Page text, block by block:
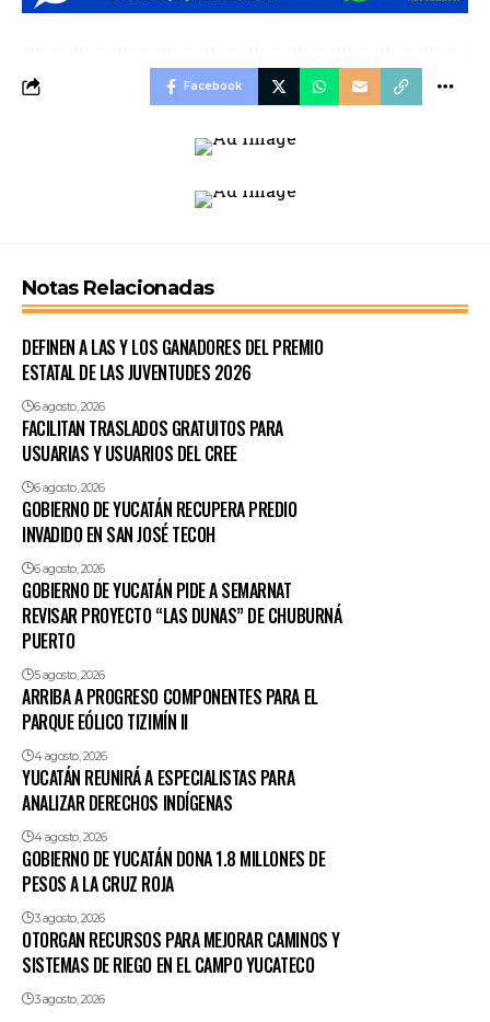
Facebook
Notas Relacionadas
DEFINEN A LAS Y LOS GANADORES DEL PREMIO
ESTATAL DE LAS JUVENTUDES 2026
6 agosto, 2026
FACILITAN TRASLADOS GRATUITOS PARA
USUARIAS Y USUARIOS DEL CREE
6 agosto, 2026
GOBIERNO DE YUCATÁN RECUPERA PREDIO
INVADIDO EN SAN JOSÉ TECOH
6 agosto, 2026
GOBIERNO DE YUCATÁN PIDE A SEMARNAT
REVISAR PROYECTO “LAS DUNAS” DE CHUBURNÁ
PUERTO
5 agosto, 2026
ARRIBA A PROGRESO COMPONENTES PARA EL
PARQUE EÓLICO TIZIMÍN II
4 agosto, 2026
YUCATÁN REUNIRÁ A ESPECIALISTAS PARA
ANALIZAR DERECHOS INDÍGENAS
4 agosto, 2026
GOBIERNO DE YUCATÁN DONA 1.8 MILLONES DE
PESOS A LA CRUZ ROJA
3 agosto, 2026
OTORGAN RECURSOS PARA MEJORAR CAMINOS Y
SISTEMAS DE RIEGO EN EL CAMPO YUCATECO
3 agosto, 2026